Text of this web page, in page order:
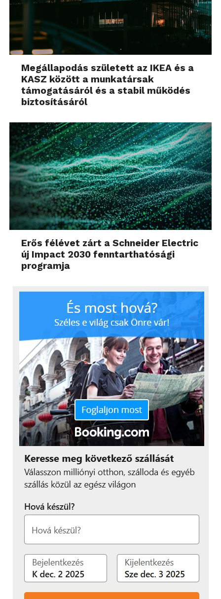
Megállapodás született az IKEA és a
KASZ között a munkatársak
támogatásáról és a stabil működés
biztosításáról
Erős félévet zárt a Schneider Electric
új Impact 2030 fenntarthatósági
programja